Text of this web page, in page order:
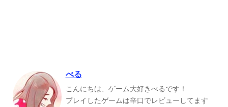
べる
こんにちは、ゲーム大好きべるです！
プレイしたゲームは辛口でレビューしてます